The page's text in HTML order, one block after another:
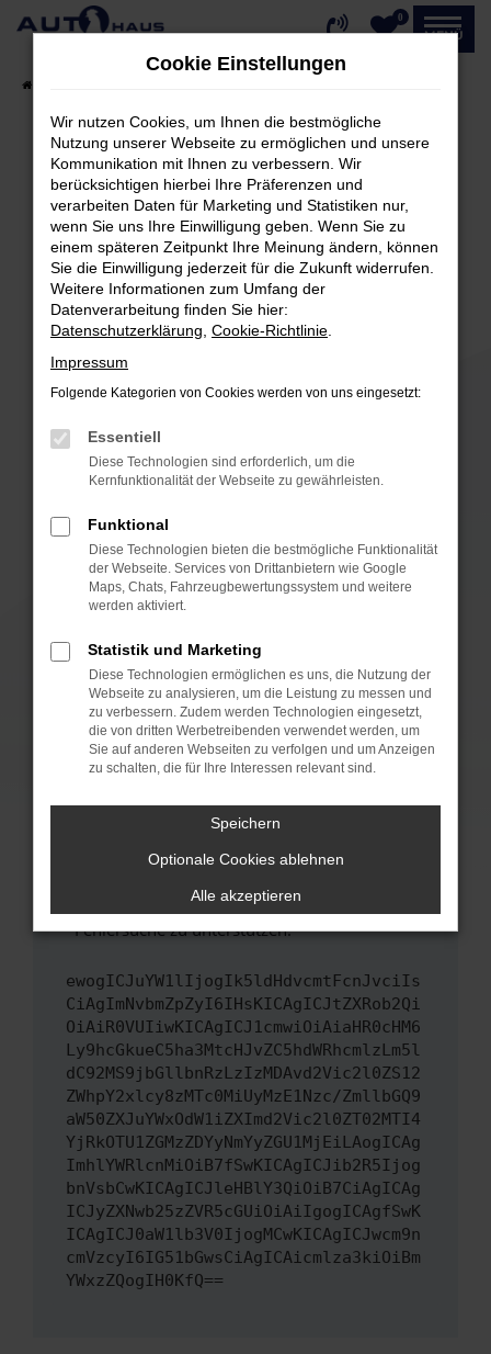
Zum
0
MENÜ
Fehler: Network Error
Beim Laden ist ein Fehler aufgetreten.
Hier sind ein paar Tipps, die dir helfen können:
Überprüfe deine Firewall und deine
Internetverbindung.
Laden andere Webseiten, zum Beispiel deine
Suchmaschine?
Prüfe deine Browsererweiterungen.
können das Laden bestimmter Seiten
verhindern. Funktioniert die Seite in einem
anderen Browser oder in einem privaten
Fenster?
Starte dein Gerät neu.
Das kann manchmal helfen, vorübergehende
Probleme zu beheben.
Betriebssystem auf dem neuesten Stand
sind.
Veraltete Software birgt nicht nur ein
Sicherheitsrisiko, sondern kann auch dazu
führen, dass bestimmte Funktionen nicht mehr
unterstützt werden.
Wende dich an den Webseitenbetreiber.
Wenn du alle oben genannten Schritte versucht
hast, kontaktiere uns bitte. Wir werden
uns diesen Text schicken, um uns bei der
Fehlersuche zu unterstützen:
ewogICJuYW1lIjogIk5ldHdvcmtFcnJvciIs
CiAgImNvbmZpZyI6IHsKICAgICJtZXRob2Qi
OiAiR0VUIiwKICAgICJ1cmwiOiAiaHR0cHM6
Ly9hcGkueC5ha3MtcHJvZC5hdWRhcmlzLm5l
dC92MS9jbGllbnRzLzIzMDAvd2Vic2l0ZS12
ZWhpY2xlcy8zMTc0MiUyMzE1Nzc/ZmllbGQ9
aW50ZXJuYWxOdW1iZXImd2Vic2l0ZT02MTI4
YjRkOTU1ZGMzZDYyNmYyZGU1MjEiLAogICAg
ImhlYWRlcnMiOiB7fSwKICAgICJib2R5Ijog
bnVsbCwKICAgICJleHBlY3QiOiB7CiAgICAg
ICJyZXNwb25zZVR5cGUiOiAiIgogICAgfSwK
ICAgICJ0aW1lb3V0IjogMCwKICAgICJwcm9n
cmVzcyI6IG51bGwsCiAgICAicmlza3kiOiBm
YWxzZQogIH0KfQ==
Cookie Einstellungen
Wir nutzen Cookies, um Ihnen die bestmögliche
Nutzung unserer Webseite zu ermöglichen und unsere
Kommunikation mit Ihnen zu verbessern. Wir
berücksichtigen hierbei Ihre Präferenzen und
verarbeiten Daten für Marketing und Statistiken nur,
wenn Sie uns Ihre Einwilligung geben. Wenn Sie zu
einem späteren Zeitpunkt Ihre Meinung ändern, können
Sie die Einwilligung jederzeit für die Zukunft widerrufen.
Weitere Informationen zum Umfang der
Datenverarbeitung finden Sie hier:
Datenschutzerklärung Cookie-Richtlinie
Impressum
Folgende Kategorien von Cookies werden von uns eingesetzt:
Essentiell
Diese Technologien sind erforderlich, um die
Kernfunktionalität der Webseite zu gewährleisten.
Funktional
Diese Technologien bieten die bestmögliche Funktionalität
der Webseite. Services von Drittanbietern wie Google
Maps, Chats, Fahrzeugbewertungssystem und weitere
werden aktiviert.
Statistik und Marketing
Diese Technologien ermöglichen es uns, die Nutzung der
Webseite zu analysieren, um die Leistung zu messen und
zu verbessern. Zudem werden Technologien eingesetzt,
die von dritten Werbetreibenden verwendet werden, um
Sie auf anderen Webseiten zu verfolgen und um Anzeigen
zu schalten, die für Ihre Interessen relevant sind.
Speichern
Optionale Cookies ablehnen
Alle akzeptieren